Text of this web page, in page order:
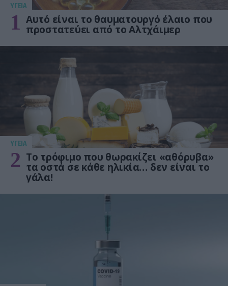
ΥΓΕΙΑ
1 Αυτό είναι το θαυματουργό έλαιο που
προστατεύει από το Αλτχάιμερ
ΥΓΕΙΑ
2 Το τρόφιμο που θωρακίζει «αθόρυβα»
τα οστά σε κάθε ηλικία… δεν είναι το
γάλα!